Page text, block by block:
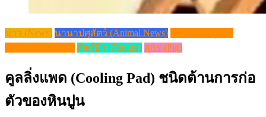
ข่าว (News) นานาปศุสัตว์ (Animal News)
สัตว์ปีก (Poultry) สุกร (Pig)
คูลลิ่งแพด (Cooling Pad) ชนิดต้านการก่อ
ตัวของหินปูน